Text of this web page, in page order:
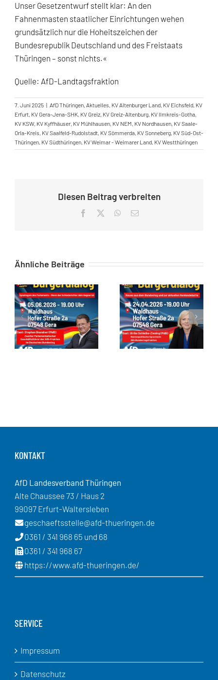
Unser Gesetzentwurf stellt klar: An den
Fahnenmasten staatlicher Einrichtungen wehen
grundsätzlich nur die Hoheitszeichen der
Bundesrepublik Deutschland und des Freistaats
Thüringen – sonst nichts.«
Quelle: AfD-Landtagsfraktion
7. Juni 2025 | AfD Thüringen, Aktuelles, KV Altenburger Land, KV Eichsfeld, KV
Erfurt, KV Gera-Jena-SHK, KV Greiz, KV Greiz-Altenburg, KV Ilmkreis-Gotha,
KV KSW, KV Kyffhäuser, KV Mühlhausen, KV NEM, KV Nordhausen, KV Saale-
Orla-Kreis, KV Saalfeld-Rudolstadt, KV Sömmerda, KV Sonneberg, KV Süd-Ost-
Thüringen, KV Südthüringen, KV Weimar - Weimarer Land, KV Westthüringen
Diesen Beitrag verbreiten
Facebook WhatsApp
E-
Ähnliche Beiträge
KONTAKT
AfD Landesverband Thüringen
Alte Chaussee 73 / Haus 2
99097 Erfurt-Waltersleben
geschaeftsstelle@afd-thueringen.de
0361 / 341 968 65 und 68
0361 / 341 968 67
https://www.afd-thueringen.de/
SERVICE
Impressum
Datenschutz